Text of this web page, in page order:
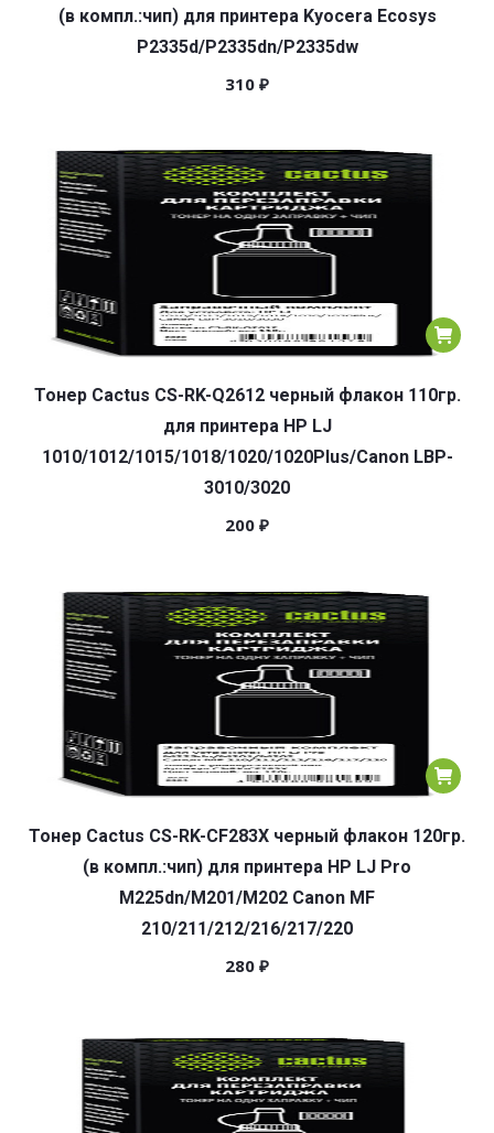
(в компл.:чип) для принтера Kyocera Ecosys
P2335d/P2335dn/P2335dw
310 ₽
Тонер Cactus CS-RK-Q2612 черный флакон 110гр.
для принтера HP LJ
1010/1012/1015/1018/1020/1020Plus/Canon LBP-
3010/3020
200 ₽
Тонер Cactus CS-RK-CF283X черный флакон 120гр.
(в компл.:чип) для принтера HP LJ Pro
M225dn/M201/M202 Canon MF
210/211/212/216/217/220
280 ₽